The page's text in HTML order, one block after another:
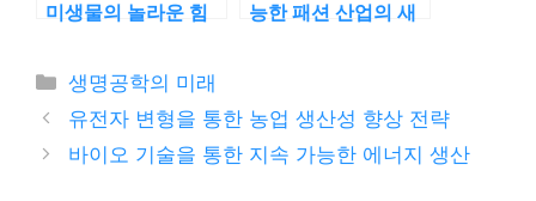
미생물의 놀라운 힘
능한 패션 산업의 새
카
테
리
생명공학의 미래
유전자 변형을 통한 농업 생산성 향상 전략
바이오 기술을 통한 지속 가능한 에너지 생산